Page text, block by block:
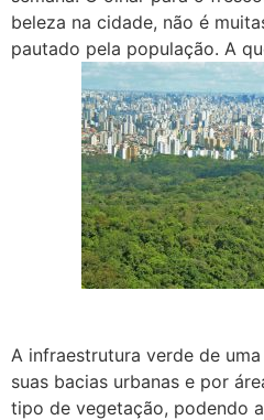
beleza na cidade, não é
pautado pela população. A
A infraestrutura verde de
suas bacias urbanas e por
tipo de vegetação, podendo